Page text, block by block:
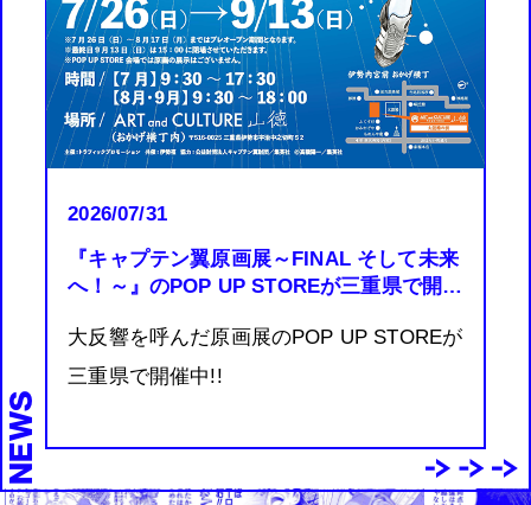
NEWS
2026/07/31
『キャプテン翼原画展～FINAL そして未来
へ！～』のPOP UP STOREが三重県で開催
大反響を呼んだ原画展のPOP UP STOREが
三重県で開催中!!